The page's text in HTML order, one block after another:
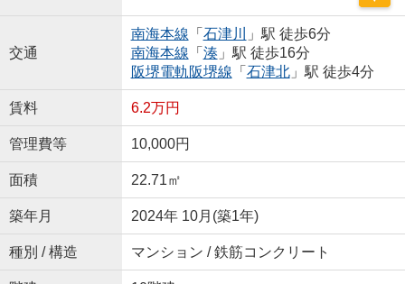
交通
南海本線 「 石津川
」駅 徒歩6分
南海本線 「 湊 」駅 徒歩16分
阪堺電軌阪堺線 「 石津北」駅 徒歩4分
賃料 6.2万円
管理費等 10,000円
面積 22.71㎡
築年月 2024年 10月(築1年)
種別 / 構造 マンション / 鉄筋コンクリート